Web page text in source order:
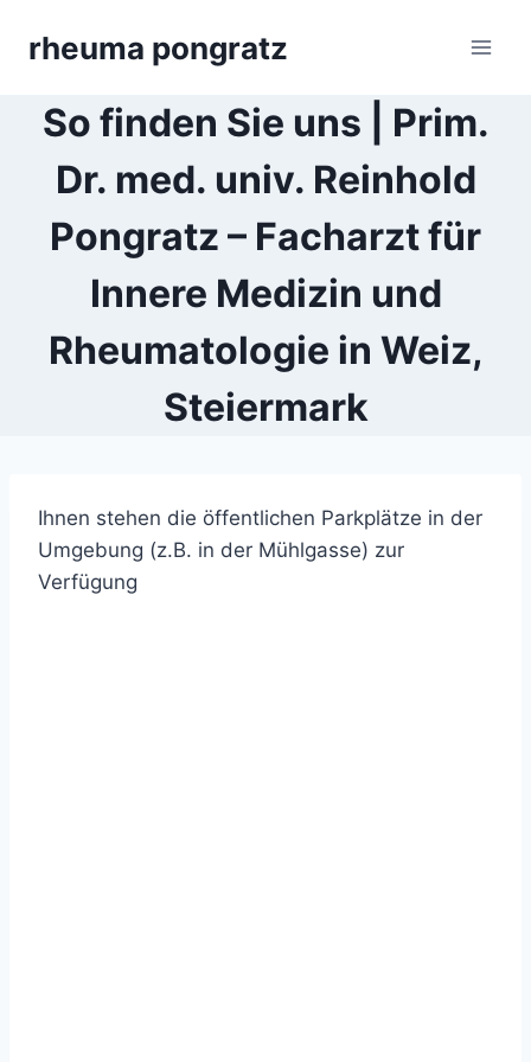
rheuma pongratz
So finden Sie uns | Prim.
Dr. med. univ. Reinhold
Pongratz – Facharzt für
Innere Medizin und
Rheumatologie in Weiz,
Steiermark
Ihnen stehen die öffentlichen Parkplätze in der
Umgebung (z.B. in der Mühlgasse) zur
Verfügung